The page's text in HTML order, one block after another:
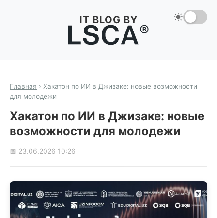
IT BLOG BY
Главная › Хакатон по ИИ в Джизаке: новые возможности
для молодежи
Хакатон по ИИ в Джизаке: новые
возможности для молодежи
📅 23.06.2026 10:26